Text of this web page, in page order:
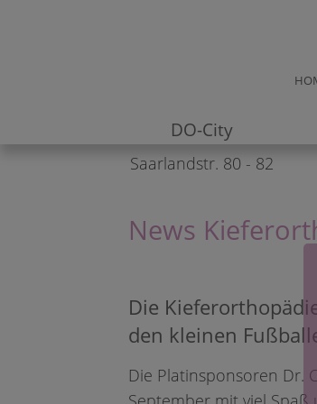
DO-City
Saarlandstr. 80 - 82
News
Die
den kleinen
Die Platinsponsoren Dr.